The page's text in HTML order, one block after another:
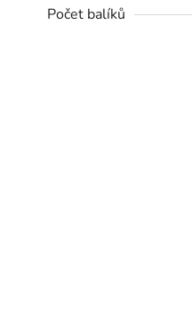
Počet balíků